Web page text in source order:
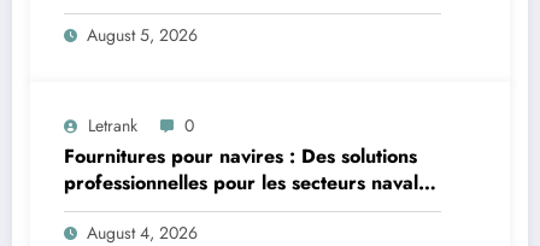
August 5, 2026
Letrank 0
Fournitures pour navires : Des solutions
professionnelles pour les secteurs naval et
offshore
August 4, 2026